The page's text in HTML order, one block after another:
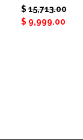
$ 15,713.00
$ 9,999.00